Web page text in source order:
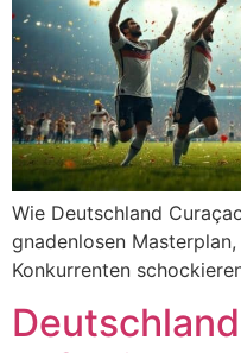
Wie Deutschland
gnadenlosen
Konkurrenten